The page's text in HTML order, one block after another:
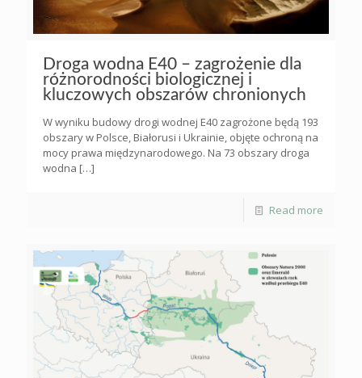
Droga wodna E40 – zagrożenie dla
różnorodności biologicznej i
kluczowych obszarów chronionych
W wyniku budowy drogi wodnej E40 zagrożone będą 193
obszary w Polsce, Białorusi i Ukrainie, objęte ochroną na
mocy prawa międzynarodowego. Na 73 obszary droga
wodna […]
Read more